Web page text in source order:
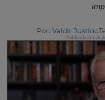
Por: Valdir Justino
Publicada em 24